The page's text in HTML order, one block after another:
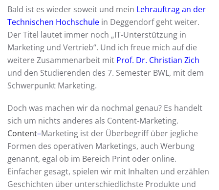
Bald ist es wieder soweit und mein Lehrauftrag an der
Technischen Hochschule in Deggendorf geht weiter.
Der Titel lautet immer noch „IT-Unterstützung in
Marketing und Vertrieb“. Und ich freue mich auf die
weitere Zusammenarbeit mit Prof. Dr. Christian Zich
und den Studierenden des 7. Semester BWL, mit dem
Schwerpunkt Marketing.
Doch was machen wir da nochmal genau? Es handelt
sich um nichts anderes als Content-Marketing.
Content–Marketing ist der Überbegriff über jegliche
Formen des operativen Marketings, auch Werbung
genannt, egal ob im Bereich Print oder online.
Einfacher gesagt, spielen wir mit Inhalten und erzählen
Geschichten über unterschiedlichste Produkte und